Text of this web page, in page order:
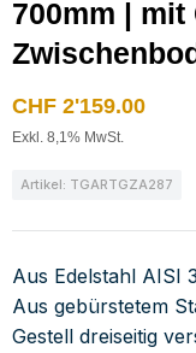
700mm |
CHF 2'159.00
Exkl. 8,1% MwSt.
Artikel: TGARTGZA287
Aus Edelstahl AISI
Aus gebürstetem
Gestell dreiseitig